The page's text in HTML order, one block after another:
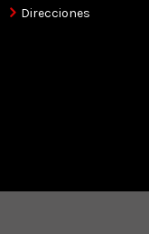
Direcciones